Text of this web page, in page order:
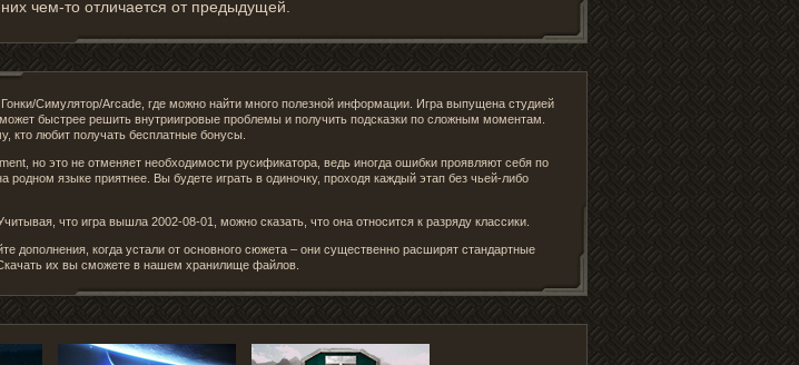
чем-то отличается от предыдущей.
Симулятор/Arcade, где можно найти много полезной информации. Игра выпущена студией
быстрее решить внутриигровые проблемы и получить подсказки по сложным моментам.
кто любит получать бесплатные бонусы.
но это не отменяет необходимости русификатора, ведь иногда ошибки проявляют себя по
языке приятнее. Вы будете играть в одиночку, проходя каждый этап без чьей-либо
что игра вышла 2002-08-01, можно сказать, что она относится к разряду классики.
когда устали от основного сюжета – они существенно расширят стандартные
их вы сможете в нашем хранилище файлов.